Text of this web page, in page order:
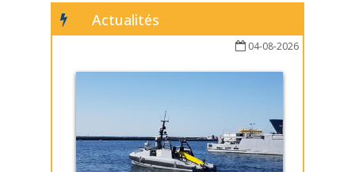
Actualités
04-08-2026